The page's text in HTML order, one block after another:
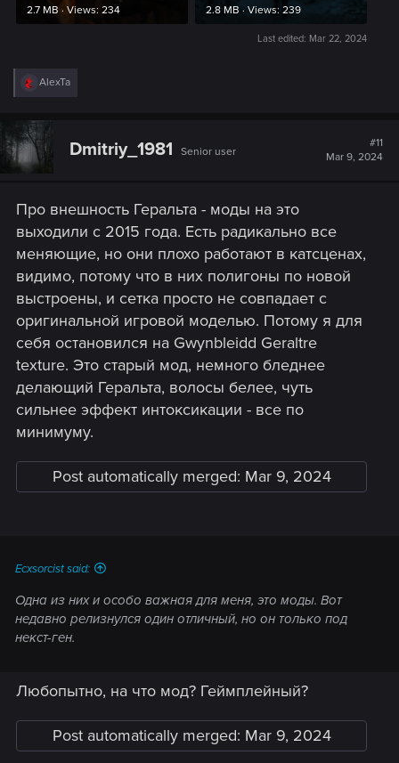
2.7 MB · Views: 234
2.8 MB · Views: 239
Last edited: Mar 22, 2024
R
e
c
t
i
o
:
AlexTa
Dmitriy_1981 Senior user
#11
Mar 9, 2024
Про внешность Геральта - моды на это
выходили с 2015 года. Есть радикально все
меняющие, но они плохо работают в катсценах,
видимо, потому что в них полигоны по новой
выстроены, и сетка просто не совпадает с
оригинальной игровой моделью. Потому я для
себя остановился на Gwynbleidd Geraltre
texture. Это старый мод, немного бледнее
делающий Геральта, волосы белее, чуть
сильнее эффект интоксикации - все по
минимуму.
Post automatically merged: Mar 9, 2024
Ecxsorcist said:
Одна из них и особо важная для меня, это моды. Вот
недавно релизнулся один отличный, но он только под
некст-ген.
Любопытно, на что мод? Геймплейный?
Post automatically merged: Mar 9, 2024